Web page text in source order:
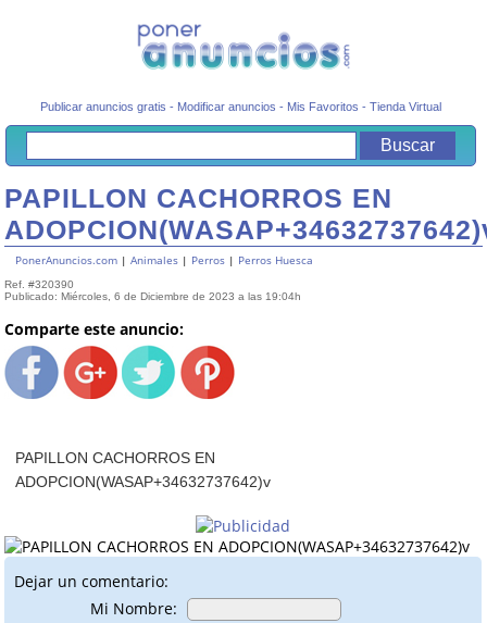
Publicar anuncios gratis - Modificar anuncios - Mis Favoritos -Tienda Virtual
PAPILLON CACHORROS EN
PonerAnuncios.com |Animales | Perros | Perros Huesca
Ref. #320390
Publicado: Miércoles, 6 de Diciembre de 2023 a las 19:04h
Comparte este anuncio:
PAPILLON CACHORROS EN
ADOPCION(WASAP+34632737642)v
Dejar un comentario:
Mi Nombre: